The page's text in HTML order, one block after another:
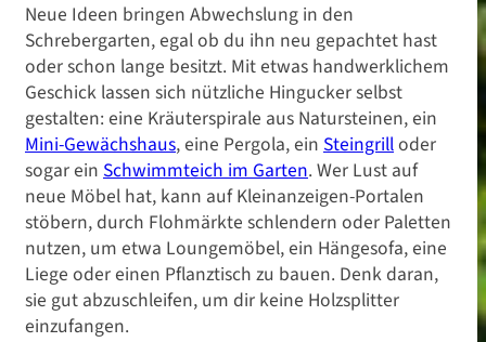
Gartenideen
Schrebergarten gestalten:
Schritt-für-Schritt
Makeover
Neue Ideen bringen Abwechslung in den
Schrebergarten, egal ob du ihn neu gepachtet hast
oder schon lange besitzt. Mit etwas handwerklichem
Geschick lassen sich nützliche Hingucker selbst
gestalten: eine Kräuterspirale aus Natursteinen, ein
Mini-Gewächshaus, eine Pergola, ein Steingrilloder
sogar ein Schwimmteich im Garten. Wer Lust auf
neue Möbel hat, kann auf Kleinanzeigen-Portalen
stöbern, durch Flohmärkte schlendern oder Paletten
nutzen, um etwa Loungemöbel, ein Hängesofa, eine
Liege oder einen Pflanztisch zu bauen. Denk daran,
sie gut abzuschleifen, um dir keine Holzsplitter
einzufangen.